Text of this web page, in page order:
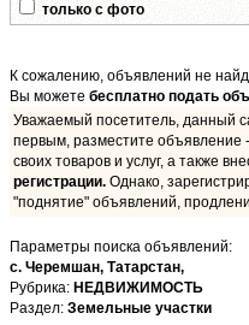
только с фото
К сожалению, объявлений не
Вы можете бесплатно подать
Уважаемый посетитель, данный
первым, разместите объявление
своих товаров и услуг, а также
регистрации. Однако,
"поднятие" объявлений,
Параметры поиска объявлений:
с. Черемшан, Татарстан,
Рубрика: НЕДВИЖИМОСТЬ
Раздел: Земельные участки